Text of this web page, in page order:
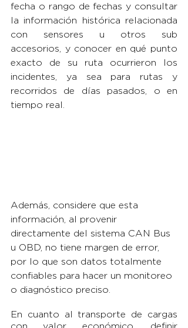
fecha o rango de fechas y consultar
la información histórica relacionada
con sensores u otros sub
accesorios, y conocer en qué punto
exacto de su ruta ocurrieron los
incidentes, ya sea para rutas y
recorridos de días pasados, o en
tiempo real.
Además, considere que esta
información, al provenir
directamente del sistema CAN Bus
u OBD, no tiene margen de error,
por lo que son datos totalmente
confiables para hacer un monitoreo
o diagnóstico preciso.
En cuanto al transporte de cargas
con valor económico, definir